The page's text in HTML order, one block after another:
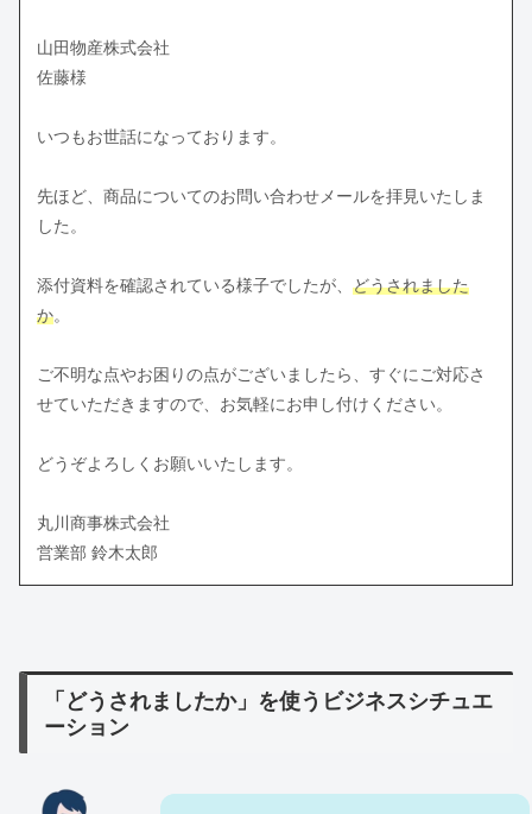
山田物産株式会社
佐藤様
いつもお世話になっております。
先ほど、商品についてのお問い合わせメールを拝見いたしま
した。
添付資料を確認されている様子でしたが、 どうされました
か。
ご不明な点やお困りの点がございましたら、すぐにご対応さ
せていただきますので、お気軽にお申し付けください。
どうぞよろしくお願いいたします。
丸川商事株式会社
営業部 鈴木太郎
「どうされましたか」を使うビジネスシチュエ
ーション